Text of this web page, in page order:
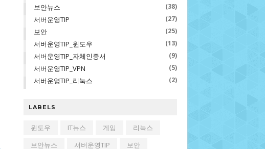
보안뉴스 (38)
서버운영TIP (27)
보안 (25)
서버운영TIP_윈도우 (13)
서버운영TIP_자체인증서 (9)
서버운영TIP_VPN (5)
서버운영TIP_리눅스 (2)
LABELS
윈도우 IT뉴스 게임
리눅스
보안뉴스
서버운영TIP
보안